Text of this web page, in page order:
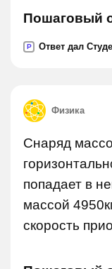
Пошаговый
P Ответ дал
Физика
Снаряд
попадает в
массой
скорость